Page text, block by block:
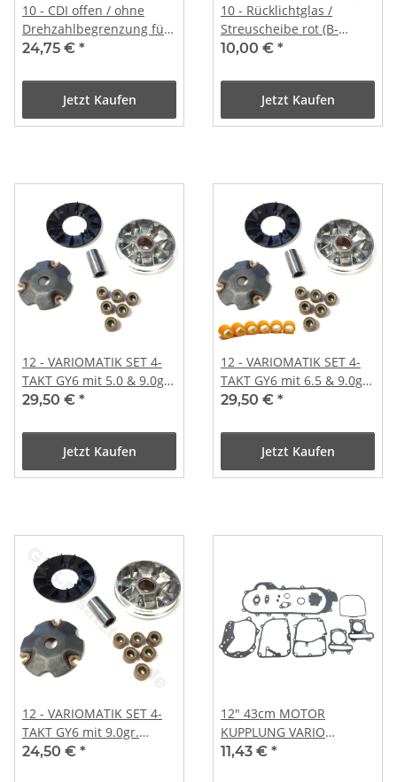
10 - CDI offen / ohne
Drehzahlbegrenzung für
4-Takt GY6 139QMA/B
24,75 € *
Jetzt Kaufen
10 - Rücklichtglas /
Streuscheibe rot (B-
WARE)
10,00 € *
Jetzt Kaufen
12 - VARIOMATIK SET 4-
TAKT GY6 mit 5.0 & 9.0gr.
Variorollen
29,50 € *
Jetzt Kaufen
12 - VARIOMATIK SET 4-
TAKT GY6 mit 6.5 & 9.0gr.
Variorollen
29,50 € *
Jetzt Kaufen
12 - VARIOMATIK SET 4-
TAKT GY6 mit 9.0gr.
Variorollen
24,50 € *
12" 43cm MOTOR
KUPPLUNG VARIO
DICHTUNG SET z.B.
11,43 € *